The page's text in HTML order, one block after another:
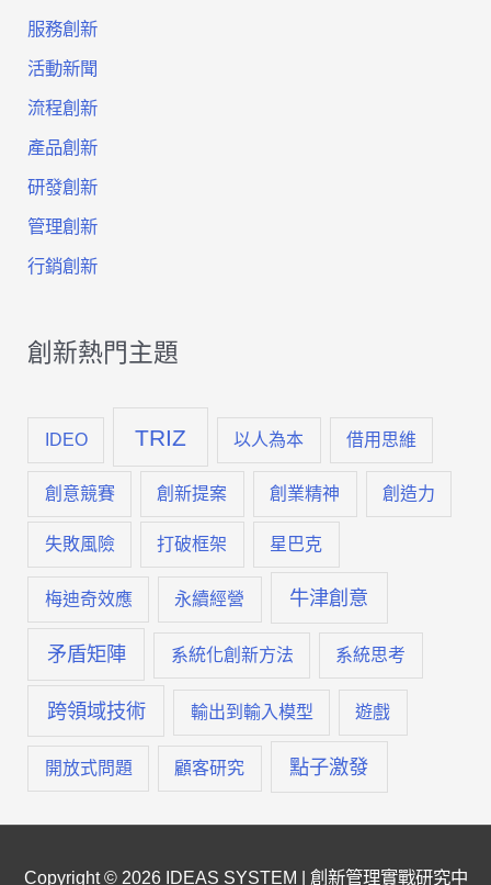
行
銷
服務創新
活動新聞
流程創新
產品創新
研發創新
管理創新
行銷創新
創新熱門主題
IDEO TRIZ 以人為本 借用思維
創意競賽 創新提案 創業精神 創造力
失敗風險 打破框架 星巴克
梅迪奇效應 永續經營 牛津創意
矛盾矩陣 系統化創新方法 系統思考
跨領域技術 輸出到輸入模型 遊戲
開放式問題 顧客研究 點子激發
Copyright © 2026 IDEAS SYSTEM | 創新管理實戰研究中